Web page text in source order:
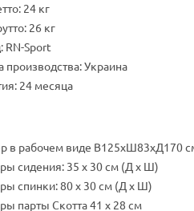
24 кг
26 кг
RN-Sport
производства: Украина
24 месяца
в рабочем виде В125хШ83хД170
сидения: 35 х 30 см (Д х Ш)
спинки: 80 х 30 см (Д х Ш)
парты Скотта 41 х 28 см